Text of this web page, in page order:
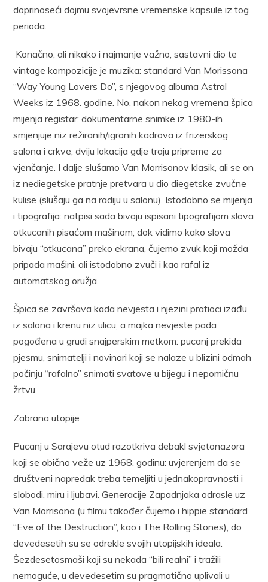
doprinoseći dojmu svojevrsne vremenske kapsule iz tog
perioda.
Konačno, ali nikako i najmanje važno, sastavni dio te
vintage kompozicije je muzika: standard Van Morissona
“Way Young Lovers Do”, s njegovog albuma Astral
Weeks iz 1968. godine. No, nakon nekog vremena špica
mijenja registar: dokumentarne snimke iz 1980-ih
smjenjuje niz režiranih/igranih kadrova iz frizerskog
salona i crkve, dviju lokacija gdje traju pripreme za
vjenčanje. I dalje slušamo Van Morrisonov klasik, ali se on
iz nediegetske pratnje pretvara u dio diegetske zvučne
kulise (slušaju ga na radiju u salonu). Istodobno se mijenja
i tipografija: natpisi sada bivaju ispisani tipografijom slova
otkucanih pisaćom mašinom; dok vidimo kako slova
bivaju “otkucana” preko ekrana, čujemo zvuk koji možda
pripada mašini, ali istodobno zvuči i kao rafal iz
automatskog oružja.
Špica se završava kada nevjesta i njezini pratioci izađu
iz salona i krenu niz ulicu, a majka nevjeste pada
pogođena u grudi snajperskim metkom: pucanj prekida
pjesmu, snimatelji i novinari koji se nalaze u blizini odmah
počinju “rafalno” snimati svatove u bijegu i nepomičnu
žrtvu.
Zabrana utopije
Pucanj u Sarajevu otud razotkriva debakl svjetonazora
koji se obično veže uz 1968. godinu: uvjerenjem da se
društveni napredak treba temeljiti u jednakopravnosti i
slobodi, miru i ljubavi. Generacije Zapadnjaka odrasle uz
Van Morrisona (u filmu također čujemo i hippie standard
“Eve of the Destruction”, kao i The Rolling Stones), do
devedesetih su se odrekle svojih utopijskih ideala.
Šezdesetosmaši koji su nekada “bili realni” i tražili
nemoguće, u devedesetim su pragmatično uplivali u